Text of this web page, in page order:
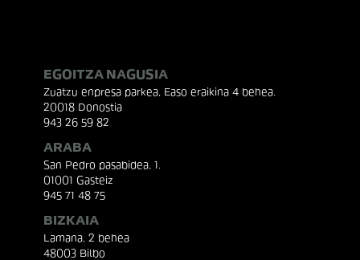
EGOITZA NAGUSIA
Zuatzu enpresa parkea, Easo eraikina 4 behea.
20018 Donostia
943 26 59 82
ARABA
San Pedro pasabidea, 1.
01001 Gasteiz
945 71 48 75
BIZKAIA
Lamana, 2 behea
48003 Bilbo